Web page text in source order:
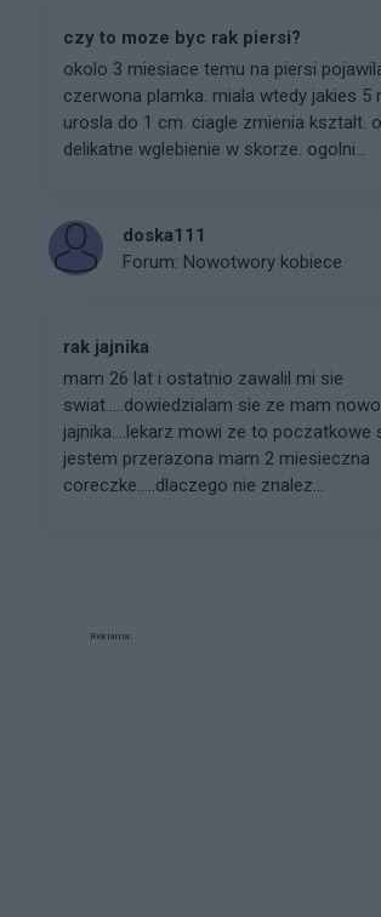
czy to moze byc rak piersi?
okolo 3 miesiace temu na piersi
czerwona plamka. miala wtedy jakies 5
urosla do 1 cm. ciagle zmienia ksztalt.
delikatne wglebienie w skorze. ogolni...
doska111
Forum: Nowotwory kobiece
rak jajnika
mam 26 lat i ostatnio zawalil mi sie
swiat.....dowiedzialam sie ze mam
jajnika....lekarz mowi ze to poczatkowe
jestem przerazona mam 2 miesieczna
coreczke.....dlaczego nie znalez...
Reklama: